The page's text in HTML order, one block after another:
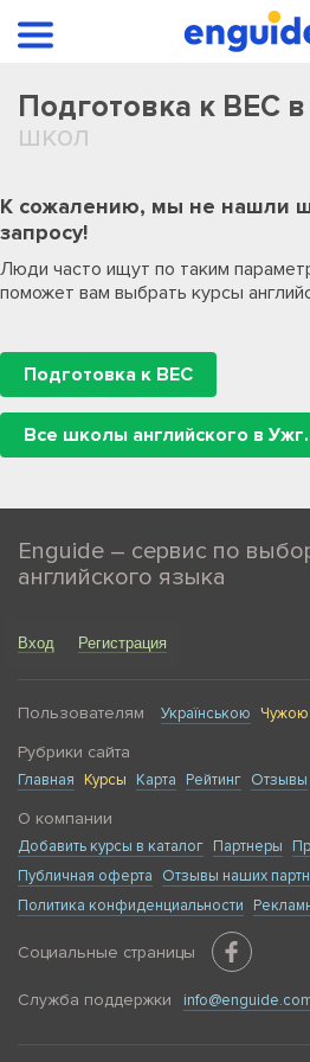
Подготовка к BEC
школ
К сожалению, мы не нашли
запросу!
Люди часто ищут по таким
поможет вам выбрать курсы
Подготовка к BEC
Все
Enguide – сервис по
английского языка
Вход Регистрация
Пользователям Українською
Рубрики сайта
Главная Курсы Карта Рейтинг Отзывы
О компании
Добавить курсы в каталог Партнеры
Публичная оферта
Отзывы наших
Политика конфиденциальности
Социальные страницы
Служба поддержки